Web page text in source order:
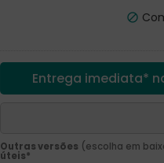

Entrega imediata*
Outras versões (escolha em
úteis*